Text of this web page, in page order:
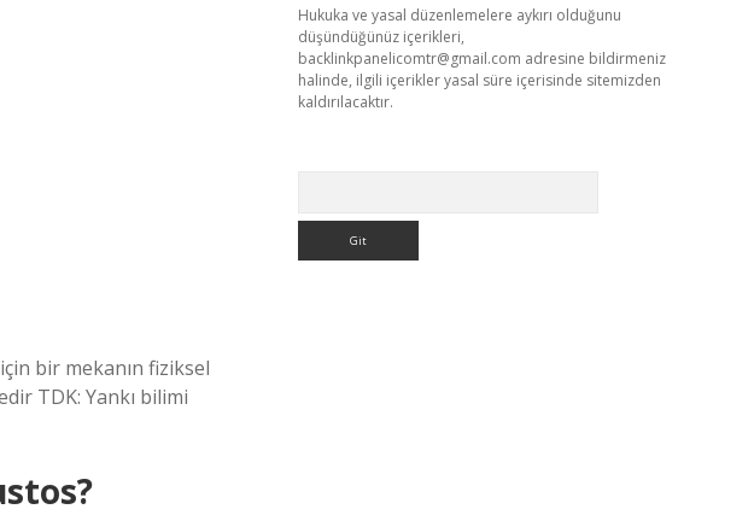
bir mekanın fiziksel
TDK: Yankı bilimi
Hukuka ve yasal düzenlemelere aykırı olduğunu
düşündüğünüz içerikleri,
backlinkpanelicomtr@gmail.com adresine bildirmeniz
halinde, ilgili içerikler yasal süre içerisinde sitemizden
kaldırılacaktır.